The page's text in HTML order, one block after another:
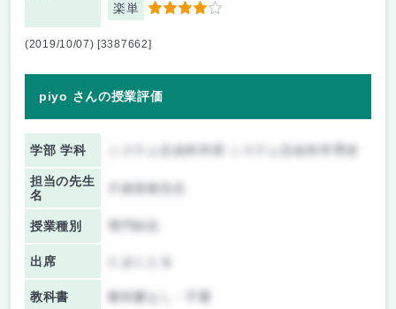
楽単 4
(2019/10/07) [3387662]
piyo さんの授業評価
学部 学科 システム生命科学府 システム生命科学専攻
担当の先生
名
片倉喜範先生
授業種別
出席
教科書 教科書なし・不要